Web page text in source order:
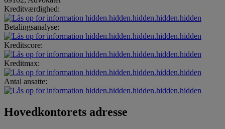
Kreditværdighed:
hidden.hidden.hidden.hidden.hidden
Betalingsanalyse:
hidden.hidden.hidden.hidden.hidden
Kreditscore:
hidden.hidden.hidden.hidden.hidden
Kreditmax:
hidden.hidden.hidden.hidden.hidden
Antal ansatte:
hidden.hidden.hidden.hidden.hidden
Hovedkontorets adresse